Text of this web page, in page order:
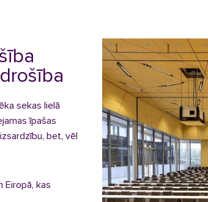
sekas lielā
īpašas
bet, vēl
Eiropā, kas